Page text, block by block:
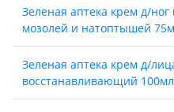
Зеленая аптека крем д/ног
мозолей и натоптышей
Зеленая аптека крем д/
восстанавливающий 100мл